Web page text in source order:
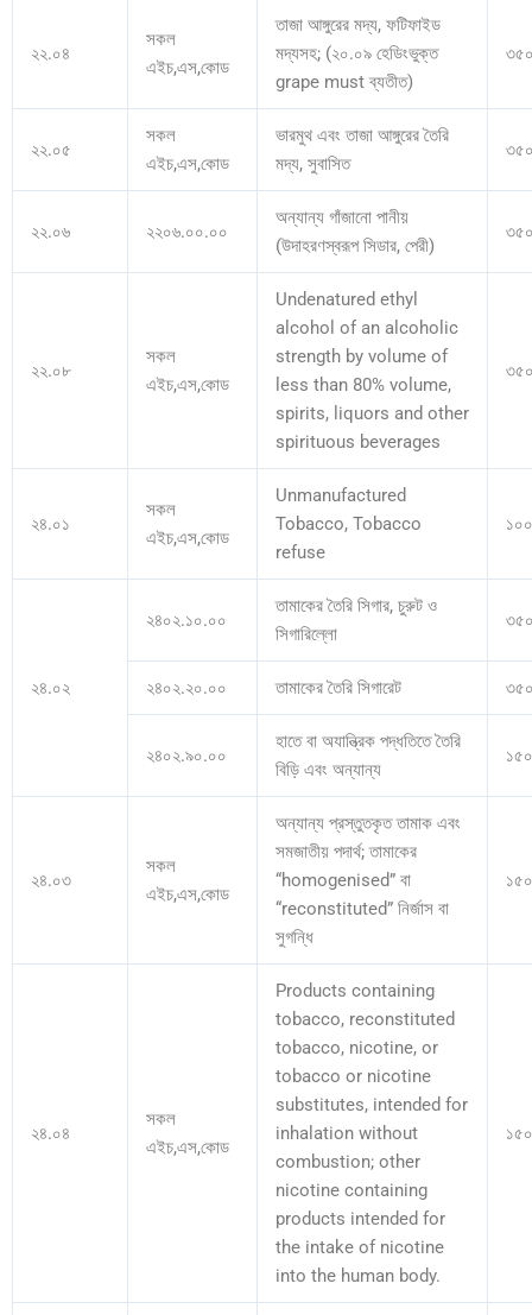
২২.০৪
সকল
এইচ,এস,কোড
তাজা আঙ্গুরের মদ্য, ফটিফাইড
মদ্যসহ; (২০.০৯ হেডিংভুক্ত
grape must ব্যতীত)
২২.০৫
সকল
এইচ,এস,কোড
ভারমুথ এবং তাজা আঙ্গুরের তৈরি
মদ্য, সুবাসিত
২২.০৬ ২২০৬.০০.০০
অন্যান্য গাঁজানো পানীয়
(উদাহরণস্বরূপ সিডার, পেরী)
২২.০৮
সকল
এইচ,এস,কোড
Undenatured ethyl
alcohol of an alcoholic
strength by volume of
less than 80% volume,
spirits, liquors and other
spirituous beverages
২৪.০১
সকল
এইচ,এস,কোড
Unmanufactured
Tobacco, Tobacco
refuse
১০০
২৪.০২
২৪০২.১০.০০
তামাকের তৈরি সিগার, চুরুট ও
সিগারিল্লো
২৪০২.২০.০০ তামাকের তৈরি সিগারেট
২৪০২.৯০.০০
হাতে বা অযান্ত্রিক পদ্ধতিতে তৈরি
বিড়ি এবং অন্যান্য
১৫০
২৪.০৩
সকল
এইচ,এস,কোড
অন্যান্য প্রস্তুতকৃত তামাক এবং
সমজাতীয় পদার্থ; তামাকের
“homogenised” বা
“reconstituted” নির্জাস বা
সুগন্ধি
১৫০
২৪.০৪
সকল
এইচ,এস,কোড
Products containing
tobacco, reconstituted
tobacco, nicotine, or
tobacco or nicotine
substitutes, intended for
inhalation without
combustion; other
nicotine containing
products intended for
the intake of nicotine
into the human body.
১৫০